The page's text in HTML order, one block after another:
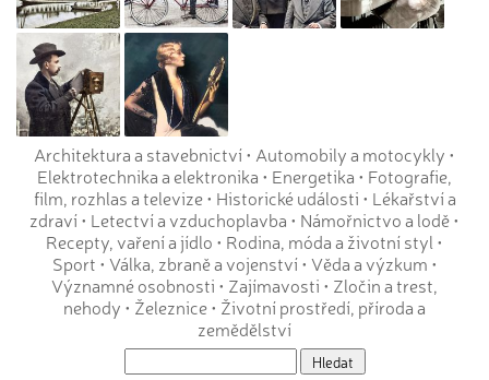
Architektura a stavebnictví• Automobily a motocykly •
Elektrotechnika a elektronika • Energetika • Fotografie,
film, rozhlas a televize• Historické události • Lékařství a
zdraví• Letectví a vzduchoplavba • Námořnictvo a lodě•
Recepty, vaření a jídlo • Rodina, móda a životní styl •
Sport • Válka, zbraně a vojenství• Věda a výzkum •
Významné osobnosti • Zajímavosti • Zločin a trest,
nehody • Železnice• Životní prostředí, příroda a
zemědělství